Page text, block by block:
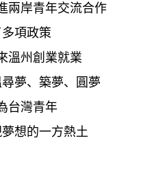
岸青年交流合作
項政策
州創業就業
夢、築夢、圓夢
灣青年
想的一方熱土